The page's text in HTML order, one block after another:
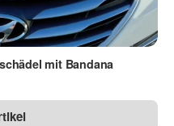
mit Bandana